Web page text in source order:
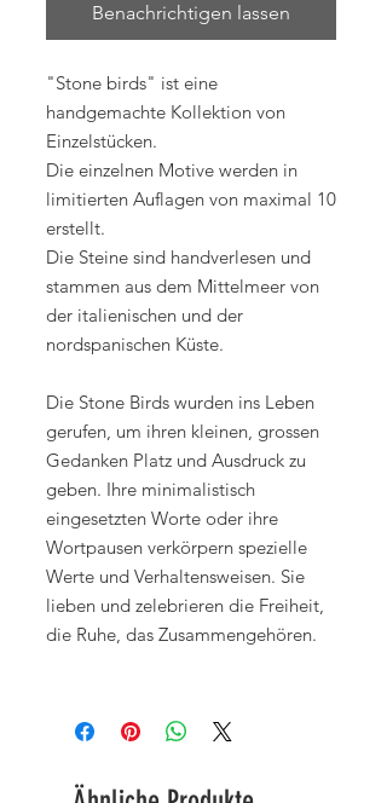
Benachrichtigen lassen
"Stone birds" ist eine
handgemachte Kollektion von
Einzelstücken.
Die einzelnen Motive werden in
limitierten Auflagen von maximal 10
erstellt.
Die Steine sind handverlesen und
stammen aus dem Mittelmeer von
der italienischen und der
nordspanischen Küste.
Die Stone Birds wurden ins Leben
gerufen, um ihren kleinen, grossen
Gedanken Platz und Ausdruck zu
geben. Ihre minimalistisch
eingesetzten Worte oder ihre
Wortpausen verkörpern spezielle
Werte und Verhaltensweisen. Sie
lieben und zelebrieren die Freiheit,
die Ruhe, das Zusammengehören.